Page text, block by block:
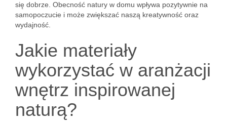
się dobrze. Obecność natury w domu wpływa pozytywnie na
samopoczucie i może zwiększać naszą kreatywność oraz
wydajność.
Jakie materiały
wykorzystać w aranżacji
wnętrz inspirowanej
naturą?